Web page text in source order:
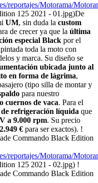
reportajes/Motorama/
125 2021 - 01.jpg)De
UM, sin duda la custom
de crecer ya que la última
especial Black por el
toda la moto con
y marca. Su diseño se
ubicada junto al
en forma de lágrima,
(tipo silla de montar y
para nuestro
cuernos de vaca. Para el
refrigeración líquida que
a 9.000 rpm. Su precio
2.949 € para ser exactos). !
Commando Black Edition
reportajes/Motorama/
125 2021 - 02.jpg) !
Commando Black Edition